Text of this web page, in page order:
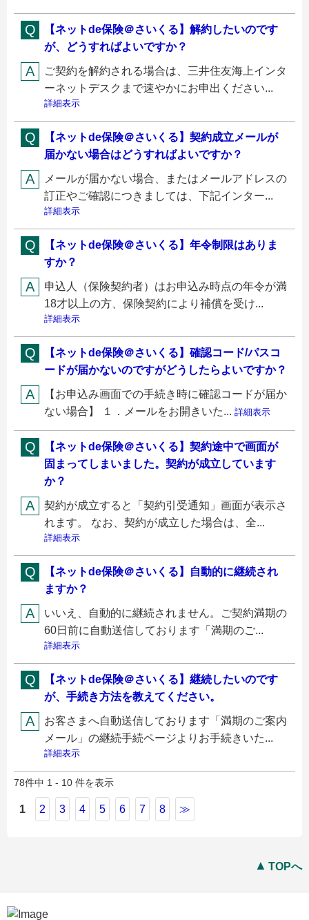
【ネットde保険＠さいくる】解約したいのです
が、どうすればよいですか？
ご契約を解約される場合は、三井住友海上インタ
ーネットデスクまで速やかにお申出ください...
詳細表示
【ネットde保険＠さいくる】契約成立メールが
届かない場合はどうすればよいですか？
メールが届かない場合、またはメールアドレスの
訂正やご確認につきましては、下記インター...
詳細表示
【ネットde保険＠さいくる】年令制限はありま
すか？
申込人（保険契約者）はお申込み時点の年令が満
18才以上の方、保険契約により補償を受け...
詳細表示
【ネットde保険＠さいくる】確認コード/パスコ
ードが届かないのですがどうしたらよいですか？
【お申込み画面での手続き時に確認コードが届か
ない場合】 １．メールをお開きいた... 詳細表示
【ネットde保険＠さいくる】契約途中で画面が
固まってしまいました。契約が成立しています
か？
契約が成立すると「契約引受通知」画面が表示さ
れます。 なお、契約が成立した場合は、全...
詳細表示
【ネットde保険＠さいくる】自動的に継続され
ますか？
いいえ、自動的に継続されません。ご契約満期の
60日前に自動送信しております「満期のご...
詳細表示
【ネットde保険＠さいくる】継続したいのです
が、手続き方法を教えてください。
お客さまへ自動送信しております「満期のご案内
メール」の継続手続ページよりお手続きいた...
詳細表示
78件中 1 - 10 件を表示
1 2 3 4 5 6 7 8 ≫
TOPへ